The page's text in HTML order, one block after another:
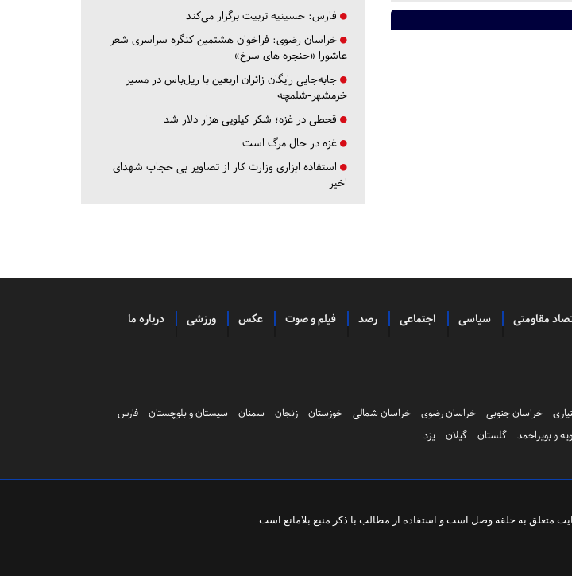
فارس: حسینیه تربیت برگزار می‌کند
خراسان رضوی: فراخوان هشتمین کنگره سراسری شعر
عاشورا «حنجره های سرخ»
جابه‌جایی رایگان زائران اربعین با ریل‌باس در مسیر
خرمشهر-شلمچه
قحطی در غزه؛ شکر کیلویی هزار دلار شد
غزه در حال مرگ است
استفاده ابزاری وزارت کار از تصاویر بی حجاب شهدای
اخیر
مقاومتی سیاسی اجتماعی رصد فیلم و صوت عکس ورزشی درباره ما
خراسان جنوبی خراسان رضوی خراسان شمالی خوزستان زنجان سمنان سیستان و بلوچستان
فارس
و بویراحمد گلستان گیلان یزد
متعلق به حلقه وصل است و استفاده از مطالب با ذکر منبع بلامانع است.